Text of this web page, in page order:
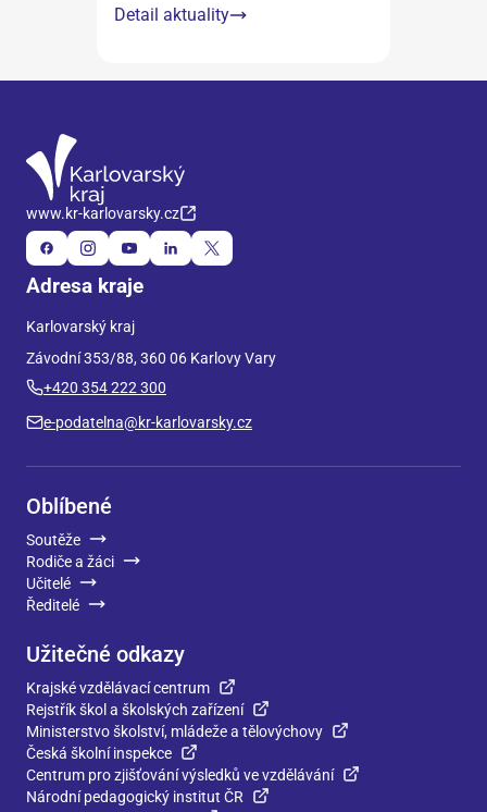
Detail aktuality
www.kr-karlovarsky.cz
Adresa kraje
Karlovarský kraj
Závodní 353/88, 360 06 Karlovy Vary
+420 354 222 300
e-podatelna@kr-karlovarsky.cz
Oblíbené
Soutěže
Rodiče a žáci
Učitelé
Ředitelé
Užitečné odkazy
Krajské vzdělávací centrum
Rejstřík škol a školských zařízení
Ministerstvo školství, mládeže a tělovýchovy
Česká školní inspekce
Centrum pro zjišťování výsledků ve vzdělávání
Národní pedagogický institut ČR